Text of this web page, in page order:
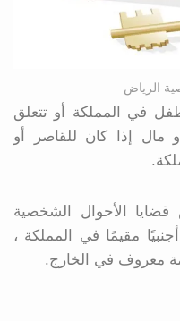
الرياض
في المملكة أو تتعلق
إذا كان للقاصر أو
الأحوال الشخصية
مقيمًا في المملكة ،
معروف في الخارج.